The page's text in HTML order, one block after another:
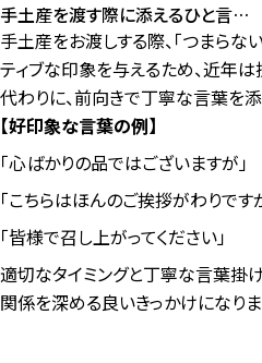
手土産を渡す際に添えるひと言…
手土産をお渡しする際、「つまらな
ティブな印象を与えるため、近年は
代わりに、前向きで丁寧な言葉を添
【好印象な言葉の例】
「心ばかりの品ではございますが」
「こちらはほんのご挨拶がわりです
「皆様で召し上がってください」
適切なタイミングと丁寧な言葉掛
関係を深める良いきっかけになりま